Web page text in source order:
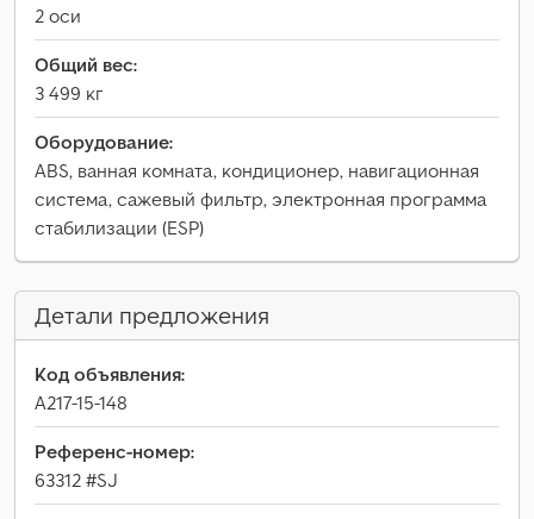
2 оси
Общий вес:
3 499 кг
Оборудование:
ABS, ванная комната, кондиционер, навигационная
система, сажевый фильтр, электронная программа
стабилизации (ESP)
Детали предложения
Код объявления:
A217-15-148
Референс-номер:
63312 #SJ